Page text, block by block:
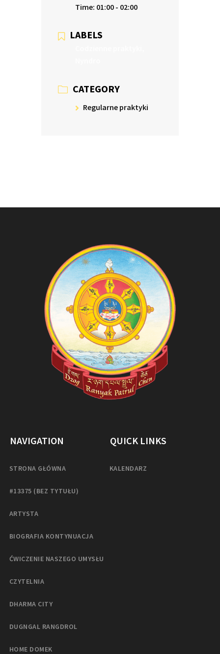
Time: 01:00 - 02:00
LABELS
CATEGORY
Regularne praktyki
NAVIGATION
STRONA GŁÓWNA
#13375 (BEZ TYTUŁU)
ARTYSTA
BIOGRAFIA KONTYNUACJA
ĆWICZENIE NASZEGO UMYSŁU
CZYTELNIA
DHARMA CITY
DUGNGAL RANGDROL
HOME DOMEK
QUICK LINKS
KALENDARZ